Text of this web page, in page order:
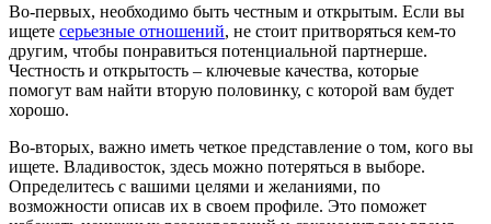
Во-первых, необходимо быть честным и открытым. Если вы
ищете серьезные отношений, не стоит притворяться кем-то
другим, чтобы понравиться потенциальной партнерше.
Честность и открытость – ключевые качества, которые
помогут вам найти вторую половинку, с которой вам будет
хорошо.
Во-вторых, важно иметь четкое представление о том, кого вы
ищете. Владивосток, здесь можно потеряться в выборе.
Определитесь с вашими целями и желаниями, по
возможности описав их в своем профиле. Это поможет